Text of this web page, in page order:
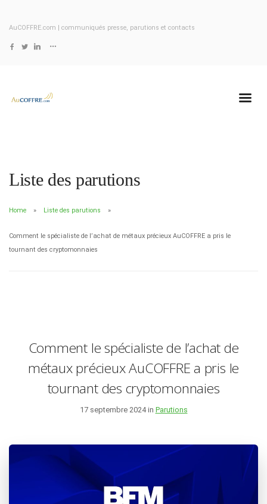
AuCOFFRE.com | communiqués presse, parutions et contacts
Liste des parutions
Home Liste des parutions
Comment le spécialiste de l’achat de métaux précieux AuCOFFRE a pris le
tournant des cryptomonnaies
Comment le spécialiste de l’achat de
métaux précieux AuCOFFRE a pris le
tournant des cryptomonnaies
17 septembre 2024 in Parutions